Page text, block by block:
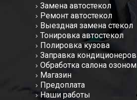
Замена автостекол
Ремонт автостекол
Выездная замена стекол
Тонировка автостекол
Полировка кузова
Заправка кондиционеров
Обработка салона озоном
Магазин
Предоплата
Наши работы